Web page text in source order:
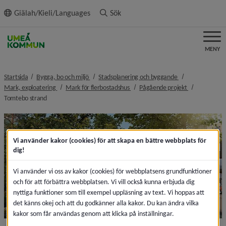
innehållet
Giälah/Kieli/Languages Sök
MENY
Startsida Bygga, bo och miljö nivå i brödsmulenavigeringen
Stadsplanering och byggande nivå i
Mark, exploatering nivå i brödsmulenavigeringen
Mark för flerbostadshus nivå i brödsmulenavigeringen
Pågående projekt nivå i
Tomtebo strandnivå i brödsmulenavigeringen
Vi använder kakor (cookies) för att skapa en bättre webbplats för
dig!
Vi använder vi oss av kakor (cookies) för webbplatsens grundfunktioner
och för att förbättra webbplatsen. Vi vill också kunna erbjuda dig
nyttiga funktioner som till exempel uppläsning av text. Vi hoppas att
det känns okej och att du godkänner alla kakor. Du kan ändra vilka
kakor som får användas genom att klicka på inställningar.